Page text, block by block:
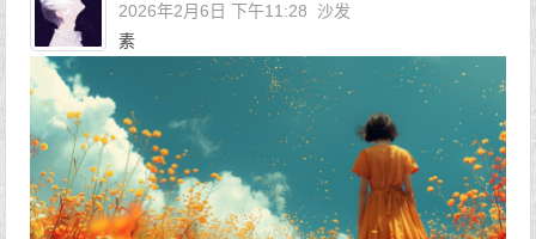
2026年2月6日 下午11:28
沙发
素